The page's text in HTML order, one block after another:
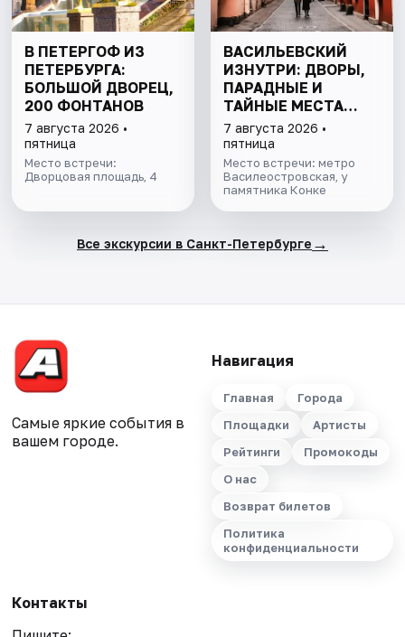
В ПЕТЕРГОФ ИЗ
ПЕТЕРБУРГА:
БОЛЬШОЙ ДВОРЕЦ,
200 ФОНТАНОВ
7 августа 2026 •
пятница
Место встречи:
Дворцовая площадь, 4
ВАСИЛЬЕВСКИЙ
ИЗНУТРИ: ДВОРЫ,
ПАРАДНЫЕ И
ТАЙНЫЕ МЕСТА
ОСТРОВА
7 августа 2026 •
пятница
Место встречи: метро
Василеостровская, у
памятника Конке
Все экскурсии в Санкт-Петербурге →
Самые яркие события в
вашем городе.
Навигация
Главная
Города
Площадки
Артисты
Рейтинги
Промокоды
О нас
Возврат билетов
Политика
конфиденциальности
Контакты